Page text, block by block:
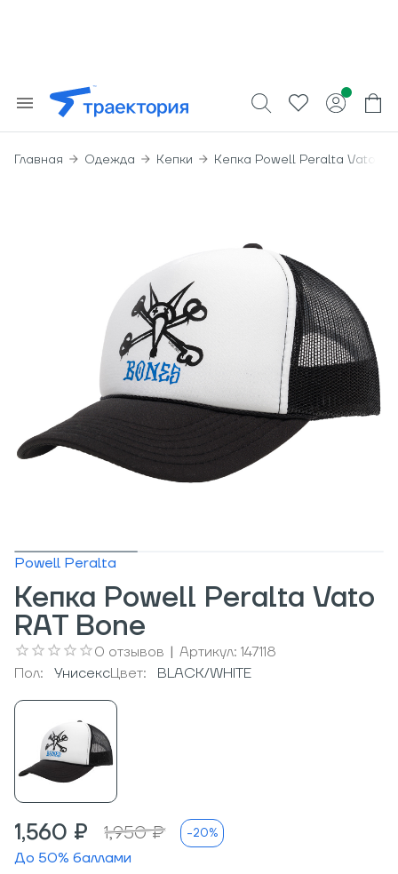
Главная Одежда Кепки Кепка Powell Peralta Vato
Powell Peralta
Кепка Powell Peralta Vato
RAT Bone
0 отзывов | Артикул: 147118
Пол:
УнисексЦвет: BLACK/WHITE
1,560 ₽ 1,950 ₽ -20%
До 50% баллами